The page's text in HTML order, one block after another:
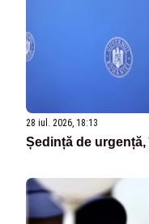
28 iul. 2026, 18:13
Ședință de